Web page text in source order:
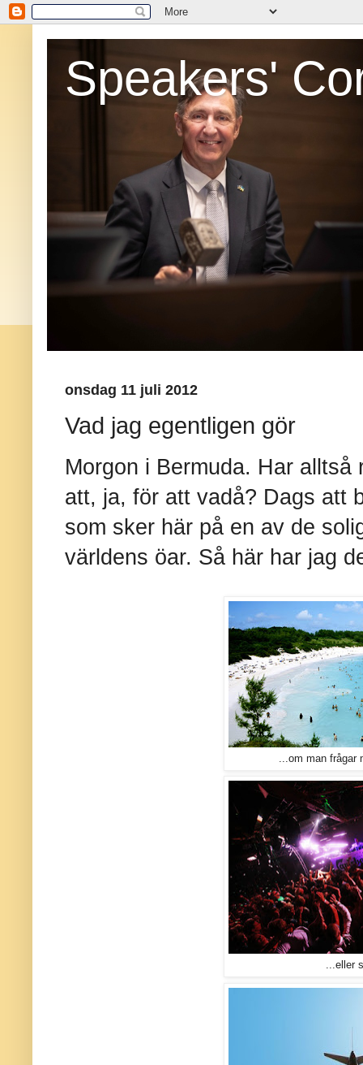
Speakers'
onsdag 11 juli 2012
Vad jag egentligen gör
Morgon i Bermuda. Har
att, ja, för att vadå? Dags att
som sker här på en av de
världens öar. Så här har jag
...om man frågar
...eller